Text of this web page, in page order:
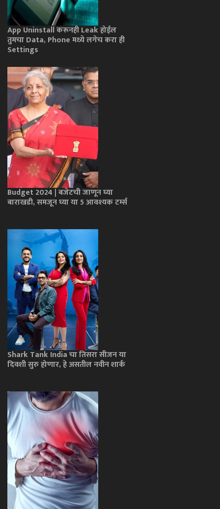
App Uninstall करूनही Leak होईल
तुमचा Data, Phone मध्ये लगेच करा ही
Settings
Budget 2024 | बजेटची जाणून घ्या
बाराखडी, समजून घ्या या 5 आवश्यक टर्म्स
Shark Tank India चा तिसरा सीजन या
दिवशी सुरु होणार, हे असतील नवीन शार्क